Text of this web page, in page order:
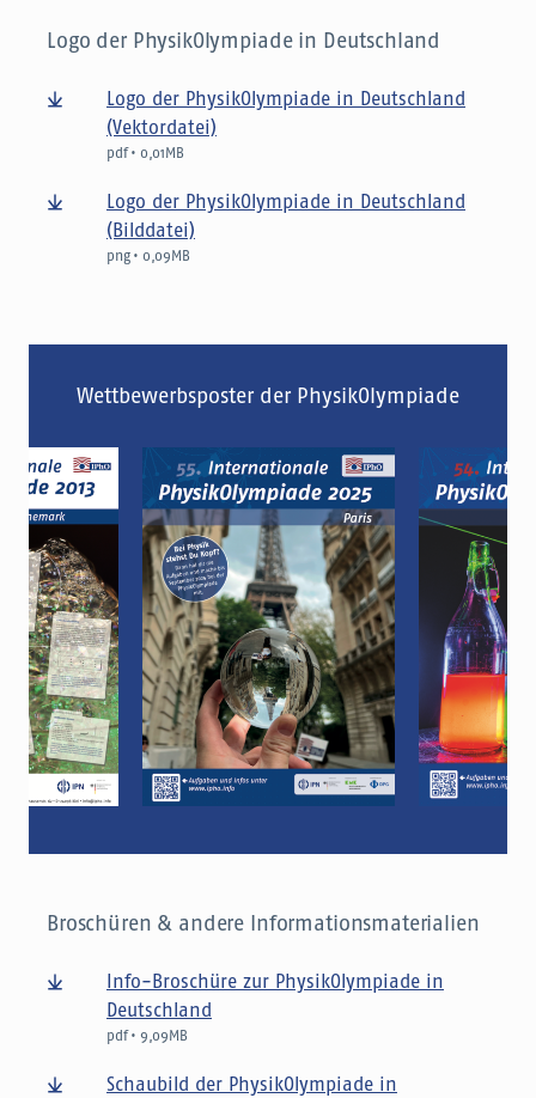
Logo der PhysikOlympiade in Deutschland
Logo der PhysikOlympiade in Deutschland
(Vektordatei)
pdf • 0,01MB
Logo der PhysikOlympiade in Deutschland
(Bilddatei)
png • 0,09MB
Wettbewerbsposter der PhysikOlympiade
Broschüren & andere Informationsmaterialien
Info-Broschüre zur PhysikOlympiade in
Deutschland
pdf • 9,09MB
Schaubild der PhysikOlympiade in